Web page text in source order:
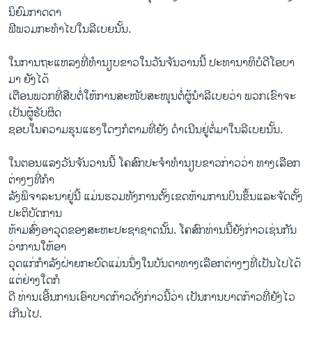
ນິຍົມ​ກາດ​ດາ
ຟີ​ພວມກະທຳໄປໃນ​ລີ​ເບຍ​ນັ້ນ.
ໃນ​ການ​ຖະ​ແຫລ​ງ​ທີ່​ທໍານຽບຂາວ​ໃນ​ວັນ​ຈັນ​ວານ​ນີ້ ປະທານາທິບໍດີ​ໂອ​ບາ​
ມາ ຍັງ​ໄດ້​
ເຕືອນ​ພວກທີ່​ສືບ​ຕໍ່​ໃຫ້ການສະໜັບສະໜຸນ​ຕໍ່​ຜູ້​ນໍາ​ລີ​ເບຍ​ວ່າ ພວກ​ເຂົາ​ຈະ​
ເປັນ​ຜູ້​ຮັບຜິດ
ຊອບ​ໃນ​ຄວາມ​ຮຸນ​ແຮງ​ໃດໆ​ກໍຕາມທີ່​ຍັງ ດຳເນີນຢູ່ຕໍ່ມາໃນລີເບຍນັ້ນ.
ໃນ​ຕອນ​ແລງ​ວັນ​ຈັນ​ວານ​ນີ້ ​ໂຄສົກ​ປະ​ຈໍາ​ທໍານຽບຂາວ​ກ່າວ​ວ່າ ທາງເລືອກ​
ຕ່າງໆ​ທີ່ກໍາ​
ລັງ​ພິຈາລະນາ​ຢູ່​ນີ້ ​ແມ່ນ​ຮວມທັງ​ການ​ຕັ້ງ​ເຂດ​ຫ້າມ​ການບິນ​ຂຶ້ນ​ແລະ​ຈັດ​ຕັ້ງ​
ປະຕິບັດການ
ຫ້າມ​ສົ່ງອາວຸດ​ຂອງ​ສະຫະ​ປະຊາ​ຊາດ​ນັ້ນ. ​ໂຄສົກ​ທ່ານນີ້​ຍັງກ່າວ​ເຊ່ນ​ກັນ​
ວ່າການໃຫ້ອາ
ວຸດແກ່​ກໍາລັງ​ຝ່າຍ​ກະບົດ​ແມ່ນ​ນຶ່ງ​ໃນ​ບັນ​ດາ​ທາງ​ເລືອກ​ຕ່າງໆທີ່ເປັນ​ໄປ​ໄດ້ ​
ແຕ່​ຢ່າງ​ໃດ​ກໍ
ດີ ທ່ານ​ເອີ້​ນການ​ເອົາ​ບາດກ້າວ​ດັ່ງກ່າວນີ້ວ່າ ເປັນ​ການ​ບາດກ້າວ​ທີ່​ຍັງໄວ​
ເກີນ​ໄປ.